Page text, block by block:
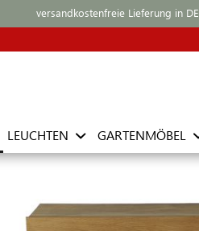
versandkostenfreie Lieferung in DE
LEUCHTEN GARTENMÖBEL